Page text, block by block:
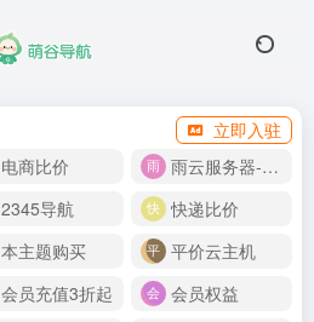
立即入驻
电商比价
雨云服务器-新人首月 5 折
2345导航
快递比价
本主题购买
平价云主机
会员充值3折起
会员权益